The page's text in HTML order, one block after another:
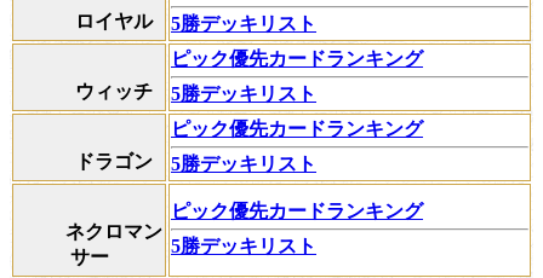
ロイヤル
5勝デッキリスト
ウィッチ
ピック優先カードランキング
5勝デッキリスト
ドラゴン
ピック優先カードランキング
5勝デッキリスト
ネクロマン
サー
ピック優先カードランキング
5勝デッキリスト